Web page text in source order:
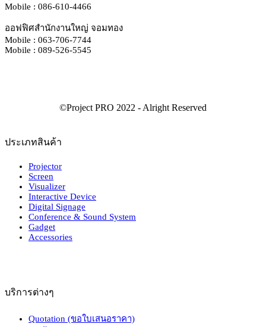
Mobile : 086-610-4466
ออฟฟิศสำนักงานใหญ่ จอมทอง
Mobile : 063-706-7744
Mobile : 089-526-5545
ประเภทสินค้า
Projector
Screen
Visualizer
Interactive Device
Digital Signage
Conference & Sound System
Gadget
Accessories
บริการต่างๆ
Quotation (ขอใบเสนอราคา)